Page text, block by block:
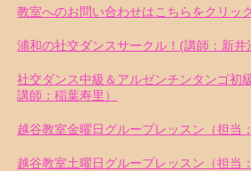
教室へのお問い合わせはこちらをクリッ
浦和の社交ダンスサークル！(講師：新井
社交ダンス中級＆アルゼンチンタンゴ
講師：稲葉寿里）
越谷教室金曜日グループレッスン（担当
越谷教室土曜日グループレッスン（担当